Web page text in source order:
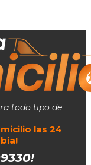
todo tipo de
las 24